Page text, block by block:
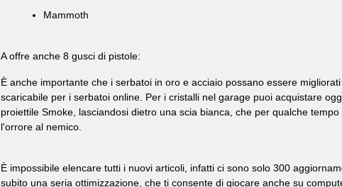
Mammoth
A offre anche 8 gusci di pistole:
È anche importante che i serbatoi in oro e acciaio possano essere
scaricabile per i serbatoi online. Per i cristalli nel garage puoi acquistare
proiettile Smoke, lasciandosi dietro una scia bianca, che per qualche
l'orrore al nemico.
È impossibile elencare tutti i nuovi articoli, infatti ci sono solo 300
subito una seria ottimizzazione, che ti consente di giocare anche su